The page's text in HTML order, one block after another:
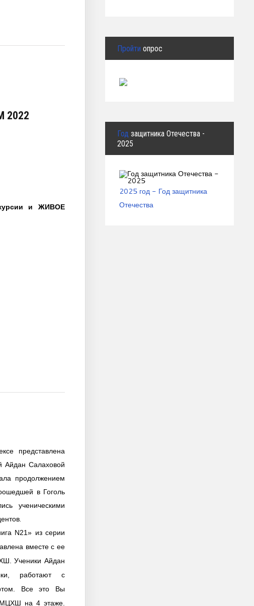
2022
и ЖИВОЕ
представлена
Айдан Салаховой
продолжением
в Гоголь
ученическими
N21» из серии
вместе с ее
Ученики Айдан
работают с
Все это Вы
МЦХШ на 4 этаже.
Пройти опрос
Год защитника Отечества -
2025
2025 год - Год защитника
Отечества